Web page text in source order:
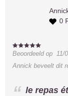
0
Beoordeeld op11/
Annick beveelt dit
le repas